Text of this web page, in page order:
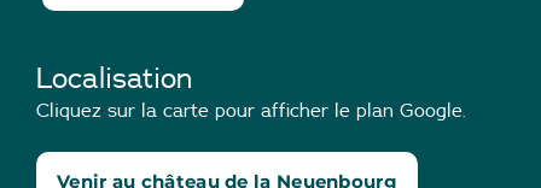
Localisation
Cliquez sur la carte pour afficher le plan Google.
Venir au château de la Neuenbourg